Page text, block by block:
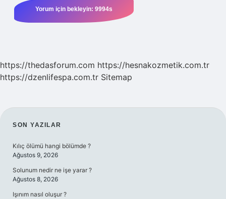
https://thedasforum.com https://hesnakozmetik.com.tr
https://dzenlifespa.com.tr Sitemap
SIDEBAR
SON YAZILAR
Kılıç ölümü hangi bölümde ?
Ağustos 9, 2026
Solunum nedir ne işe yarar ?
Ağustos 8, 2026
Işınım nasıl oluşur ?